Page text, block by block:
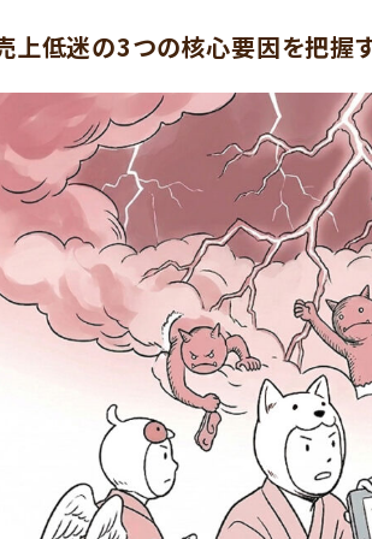
上低迷の3つの核心要因を把握